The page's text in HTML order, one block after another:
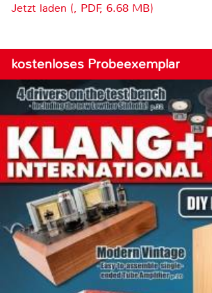
Jetzt laden (, PDF, 6.68 MB)
kostenloses Probeexemplar